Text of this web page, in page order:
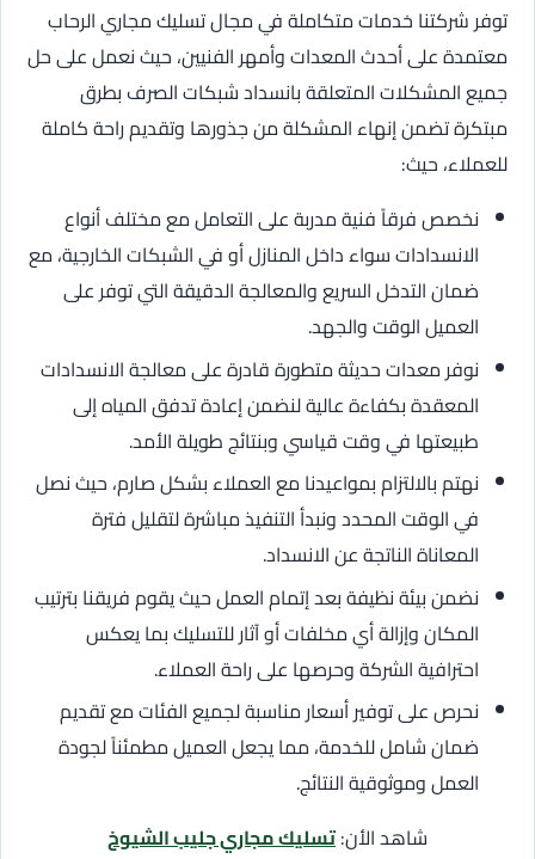
توفر شركتنا خدمات متكاملة في مجال تسليك مجاري الرحاب
معتمدة على أحدث المعدات وأمهر الفنيين، حيث نعمل على حل
جميع المشكلات المتعلقة بانسداد شبكات الصرف بطرق
مبتكرة تضمن إنهاء المشكلة من جذورها وتقديم راحة كاملة
للعملاء، حيث:
نخصص فرقاً فنية مدربة على التعامل مع مختلف أنواع
الانسدادات سواء داخل المنازل أو في الشبكات الخارجية، مع
ضمان التدخل السريع والمعالجة الدقيقة التي توفر على
العميل الوقت والجهد.
نوفر معدات حديثة متطورة قادرة على معالجة الانسدادات
المعقدة بكفاءة عالية لنضمن إعادة تدفق المياه إلى
طبيعتها في وقت قياسي وبنتائج طويلة الأمد.
نهتم بالالتزام بمواعيدنا مع العملاء بشكل صارم، حيث نصل
في الوقت المحدد ونبدأ التنفيذ مباشرة لتقليل فترة
المعاناة الناتجة عن الانسداد.
نضمن بيئة نظيفة بعد إتمام العمل حيث يقوم فريقنا بترتيب
المكان وإزالة أي مخلفات أو آثار للتسليك بما يعكس
احترافية الشركة وحرصها على راحة العملاء.
نحرص على توفير أسعار مناسبة لجميع الفئات مع تقديم
ضمان شامل للخدمة، مما يجعل العميل مطمئناً لجودة
العمل وموثوقية النتائج.
شاهد الأن:تسليك مجاري جليب الشيوخ